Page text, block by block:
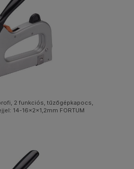
2 funkciós, tűzőgépkapocs,
14-16×2×1,2mm FORTUM